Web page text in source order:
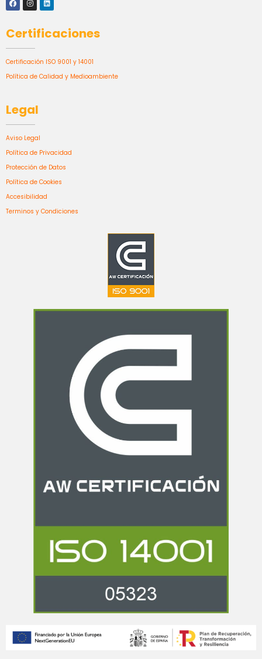
Certificaciones
Certificación ISO 9001 y 14001
Política de Calidad y Medioambiente
Legal
Aviso Legal
Política de Privacidad
Protección de Datos
Política de Cookies
Accesibilidad
Terminos y Condiciones